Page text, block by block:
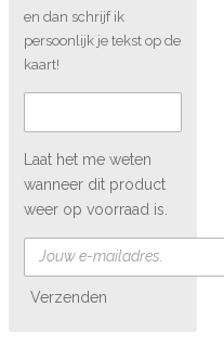
en dan schrijf ik
persoonlijk je tekst op de
kaart!
Laat het me weten
wanneer dit product
weer op voorraad is.
Verzenden